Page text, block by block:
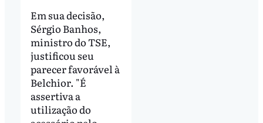
Em sua decisão,
Sérgio Banhos,
ministro do TSE,
justificou seu
parecer favorável à
Belchior. "É
assertiva a
utilização do